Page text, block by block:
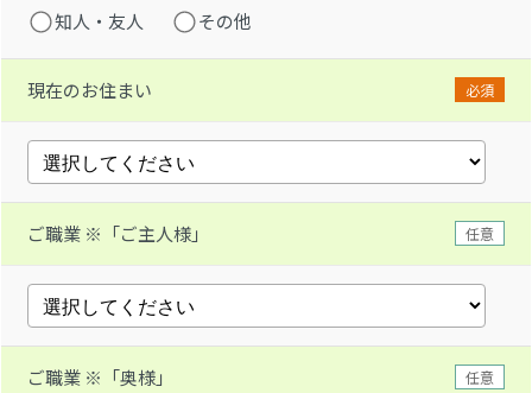
知人・友人
その他
現在のお住まい 必須
ご職業 ※「ご主人様」 任意
ご職業 ※「奥様」 任意